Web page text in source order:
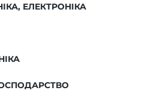
ЕЛЕКТРОНІКА